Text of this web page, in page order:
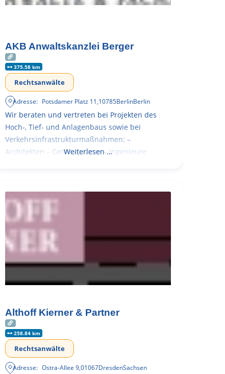
AKB Anwaltskanzlei Berger
375.58 km
Rechtsanwälte
Adresse: Potsdamer Platz 11,10785BerlinBerlin
Wir beraten und vertreten bei Projekten des
Hoch-, Tief- und Anlagenbaus sowie bei
Verkehrsinfrastrukturmaßnahmen: –
Architekten – Generalplaner – Ingenieure
Weiterlesen …
Althoff Kierner & Partner
258.84 km
Rechtsanwälte
Adresse: Ostra-Allee 9,01067DresdenSachsen